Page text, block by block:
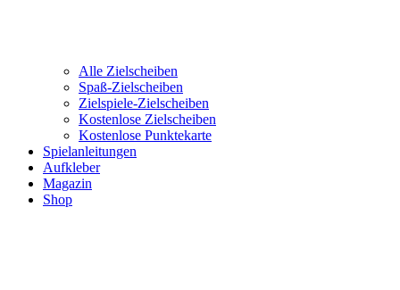
Alle Zielscheiben
Spaß-Zielscheiben
Zielspiele-Zielscheiben
Kostenlose Zielscheiben
Kostenlose Punktekarte
Spielanleitungen
Aufkleber
Magazin
Shop